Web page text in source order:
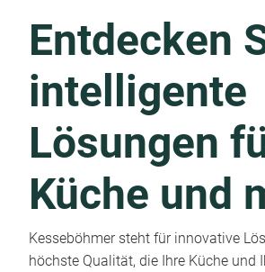
Entdecken
intelligente
Lösungen
Küche und
Kesseböhmer steht für innovative
höchste Qualität, die Ihre Küche und